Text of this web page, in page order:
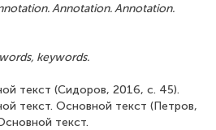
Annotation. Annotation.
keywords.
текст (Сидоров, 2016, с. 45).
текст. Основной текст (Петров,
текст.